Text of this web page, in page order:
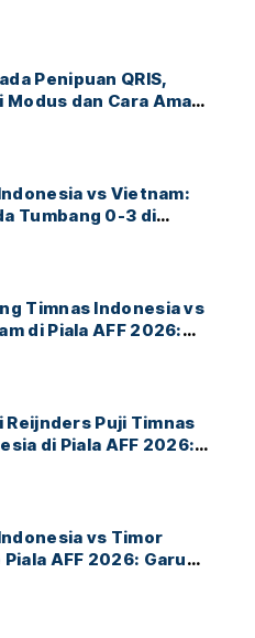
Penipuan QRIS,
Modus dan Cara Aman
vs Vietnam:
Tumbang 0-3 di
Timnas Indonesia vs
di Piala AFF 2026:
Reijnders Puji Timnas
di Piala AFF 2026:
vs Timor
AFF 2026: Garuda